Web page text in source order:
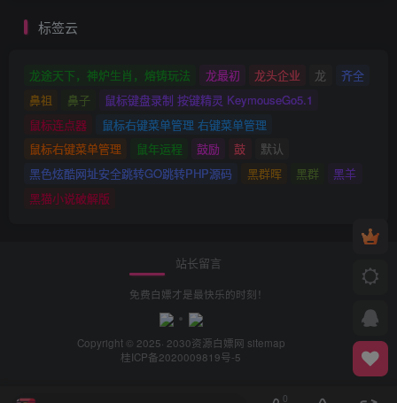
标签云
龙途天下，神炉生肖，熔铸玩法 龙最初 龙头企业 龙
齐全
鼻祖
鼻子
鼠标键盘录制 按键精灵 KeymouseGo5.1
鼠标连点器
鼠标右键菜单管理 右键菜单管理
鼠标右键菜单管理
鼠年运程 鼓励 鼓
默认
黑色炫酷网址安全跳转GO跳转PHP源码
黑群晖 黑群
黑羊
黑猫小说破解版
站长留言
免费白嫖才是最快乐的时刻！
Copyright © 2025· 2030资源白嫖网 sitemap
桂ICP备2020009819号-5
0